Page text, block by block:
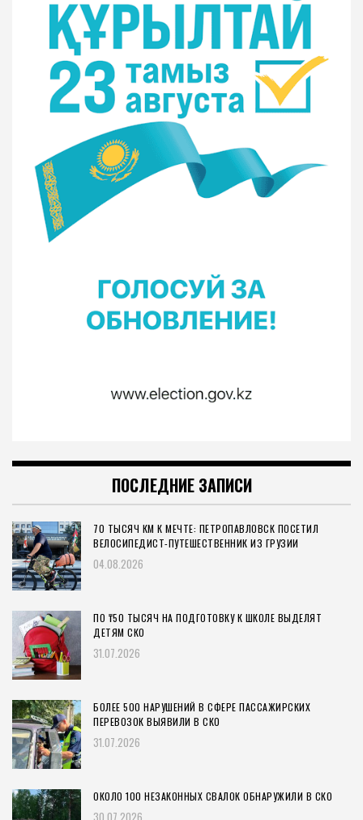
ПОСЛЕДНИЕ ЗАПИСИ
70 ТЫСЯЧ КМ К МЕЧТЕ: ПЕТРОПАВЛОВСК ПОСЕТИЛ
ВЕЛОСИПЕДИСТ-ПУТЕШЕСТВЕННИК ИЗ ГРУЗИИ
04.08.2026
ПО ₸50 ТЫСЯЧ НА ПОДГОТОВКУ К ШКОЛЕ ВЫДЕЛЯТ
ДЕТЯМ СКО
31.07.2026
БОЛЕЕ 500 НАРУШЕНИЙ В СФЕРЕ ПАССАЖИРСКИХ
ПЕРЕВОЗОК ВЫЯВИЛИ В СКО
31.07.2026
ОКОЛО 100 НЕЗАКОННЫХ СВАЛОК ОБНАРУЖИЛИ В СКО